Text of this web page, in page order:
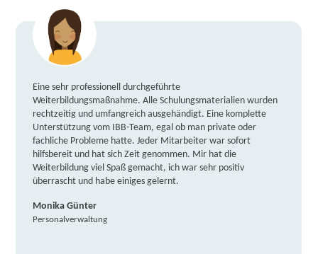
Eine sehr professionell durchgeführte
Weiterbildungsmaßnahme. Alle Schulungsmaterialien wurden
rechtzeitig und umfangreich ausgehändigt. Eine komplette
Unterstützung vom IBB-Team, egal ob man private oder
fachliche Probleme hatte. Jeder Mitarbeiter war sofort
hilfsbereit und hat sich Zeit genommen. Mir hat die
Weiterbildung viel Spaß gemacht, ich war sehr positiv
überrascht und habe einiges gelernt.
Monika Günter
Personalverwaltung